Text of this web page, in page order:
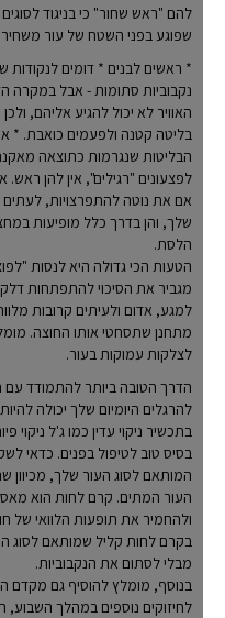
להם "ראש שחור" כי בניגוד לסוגים
שפוגע בפני השטח של עור משחיר את
* ראשים לבנים * דומים לנקודות
נקבוביות סתומות - אבל במקרה
האוויר לא יכול להגיע אליהם, ולכן
בליטה קטנה ולפעמים כואבת. *
הבליטות שנגרמות כתוצאה מאקנה
לפצעונים "רגילים", אין להן ראש.
אם את נוטה להתפרצויות, לעתים
שלך, והן בדרך כלל מופיעות
הלסת.
הטעות הכי גדולה היא לנסות
מגביר את הסיכוי להתפתחות דלקת.
למגע, אדום ולעיתים קרובות מלווה
מתחנן שתסחטי אותו החוצה. מומלץ
לצלקות עמוקות בעור.
הדרך הטובה ביותר להתמודד עם
להרגלים היומיום שלך יכולה
בתכשיר ניקוי עדין כמו ג'ל ניקוי
בסיס טוב לטיפול בפנים. כדאי
המותאם לסוג העור שלך, מכיוון
העור המתים. קרם לחות הוא מאסט
ולהחמיר את תופעות הלוואי של
בקרם לחות קליל שמותאם לסוג
מבלי לסתום את הנקבוביות.
בנוסף, מומלץ להוסיף גם מקדם
לחיזוקים נוספים במהלך השבוע,